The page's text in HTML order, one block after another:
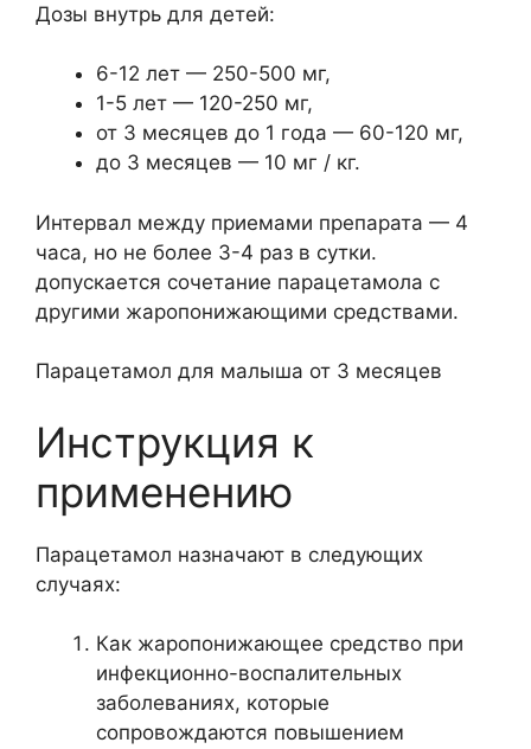
Дозы внутрь для детей:
6-12 лет — 250-500 мг,
1-5 лет — 120-250 мг,
от 3 месяцев до 1 года — 60-120 мг,
до 3 месяцев — 10 мг / кг.
Интервал между приемами препарата — 4
часа, но не более 3-4 раз в сутки.
допускается сочетание парацетамола с
другими жаропонижающими средствами.
Парацетамол для малыша от 3 месяцев
Инструкция к
применению
Парацетамол назначают в следующих
случаях:
Как жаропонижающее средство при
инфекционно-воспалительных
заболеваниях, которые
сопровождаются повышением